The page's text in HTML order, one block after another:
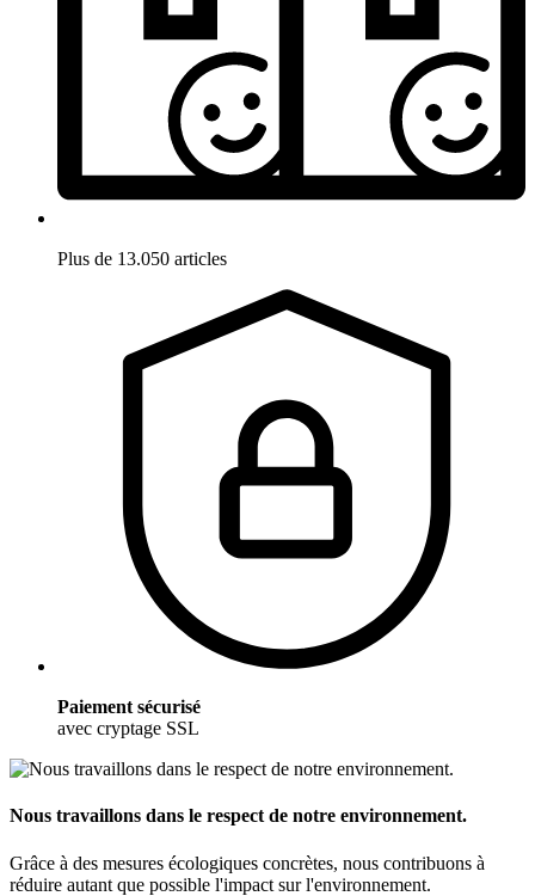
Plus de 13.050 articles
Paiement sécurisé
avec cryptage SSL
Nous travaillons dans le respect de notre environnement.
Grâce à des mesures écologiques concrètes, nous contribuons à
réduire autant que possible l'impact sur l'environnement.